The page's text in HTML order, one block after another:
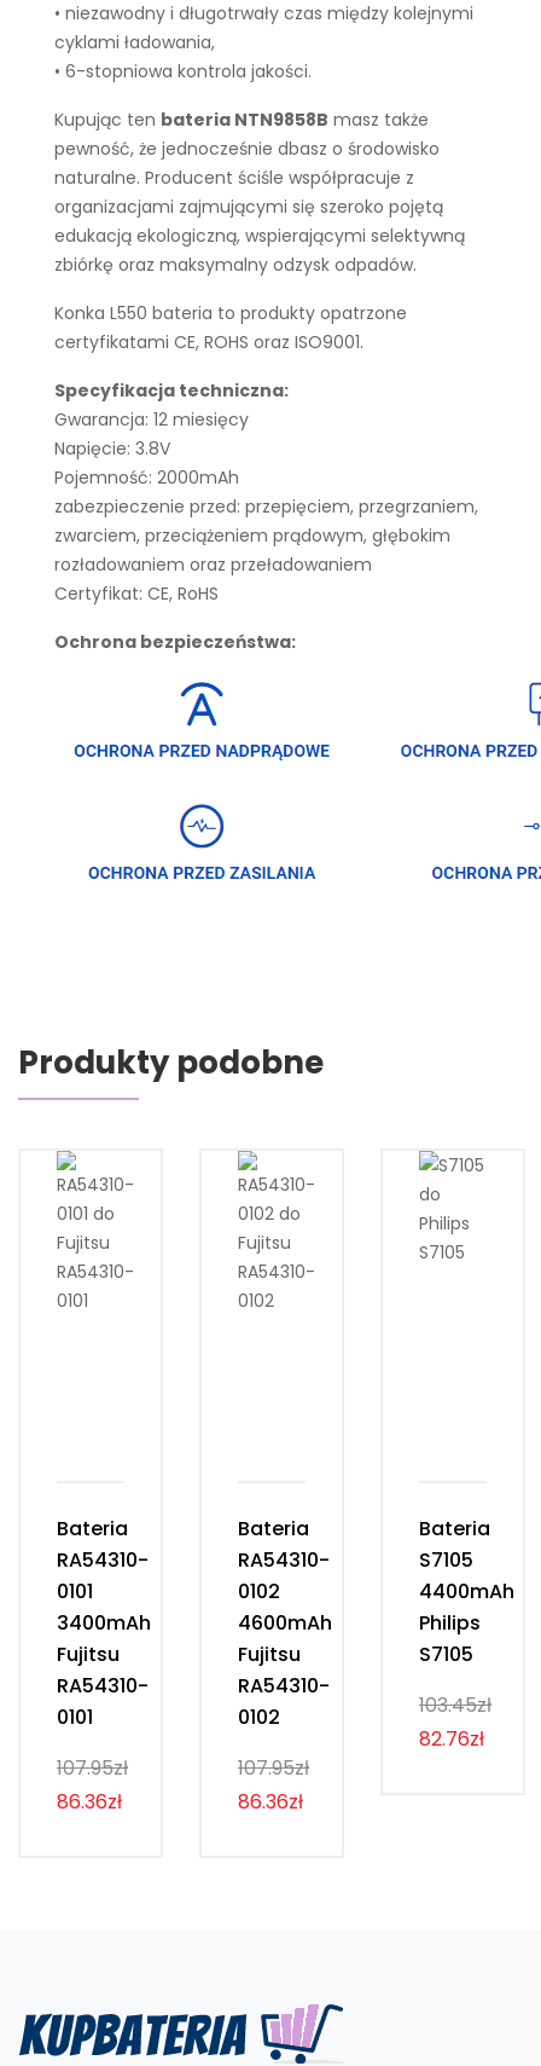
• niezawodny i długotrwały czas między kolejnymi
cyklami ładowania,
• 6-stopniowa kontrola jakości.
Kupując ten bateria NTN9858B masz także
pewność, że jednocześnie dbasz o środowisko
naturalne. Producent ściśle współpracuje z
organizacjami zajmującymi się szeroko pojętą
edukacją ekologiczną, wspierającymi selektywną
zbiórkę oraz maksymalny odzysk odpadów.
Konka L550 bateria to produkty opatrzone
certyfikatami CE, ROHS oraz ISO9001.
Specyfikacja techniczna:
Gwarancja: 12 miesięcy
Napięcie: 3.8V
Pojemność: 2000mAh
zabezpieczenie przed: przepięciem, przegrzaniem,
zwarciem, przeciążeniem prądowym, głębokim
rozładowaniem oraz przeładowaniem
Certyfikat: CE, RoHS
Ochrona bezpieczeństwa:
Produkty podobne
Bateria
RA54310-
0101
3400mAh
Fujitsu
RA54310-
0101
107.95zł
86.36zł
Bateria
RA54310-
0102
4600mAh
Fujitsu
RA54310-
0102
107.95zł
86.36zł
Bateria
S7105
4400mAh
Philips
S7105
103.45zł
82.76zł